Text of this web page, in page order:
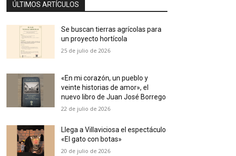
ÚLTIMOS ARTÍCULOS
Se buscan tierras agrícolas para
un proyecto hortícola
25 de julio de 2026
«En mi corazón, un pueblo y
veinte historias de amor», el
nuevo libro de Juan José Borrego
22 de julio de 2026
Llega a Villaviciosa el espectáculo
«El gato con botas»
20 de julio de 2026